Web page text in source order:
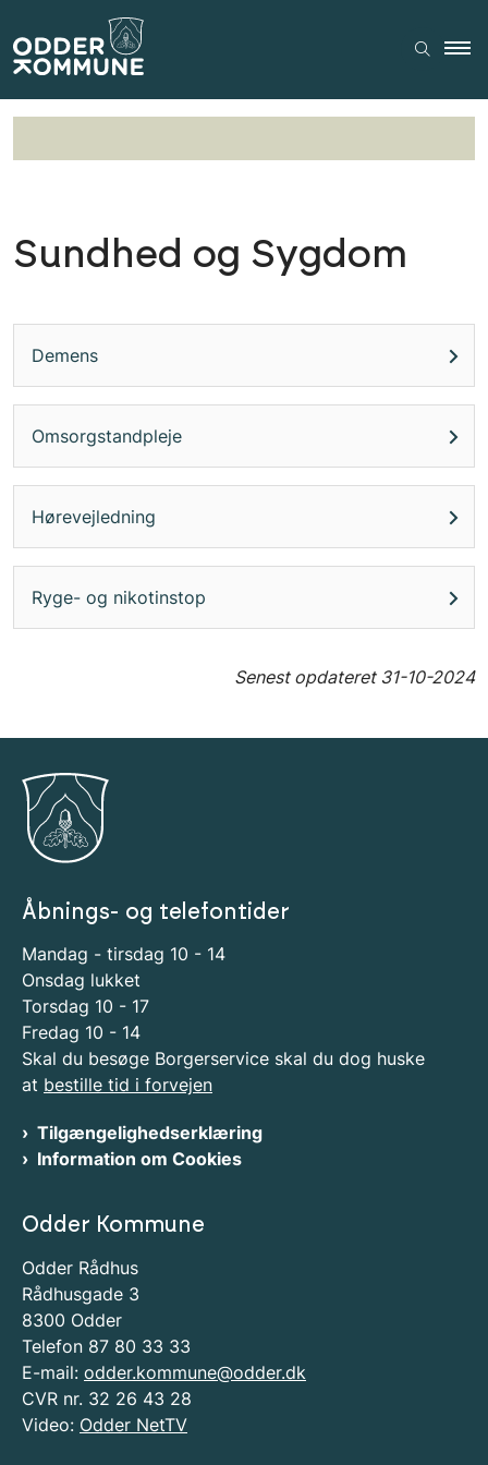
Sundhed og Sygdom
Demens
Omsorgstandpleje
Hørevejledning
Ryge- og nikotinstop
Senest opdateret 31-10-2024
Åbnings- og telefontider
Mandag - tirsdag 10 - 14
Onsdag lukket
Torsdag 10 - 17
Fredag 10 - 14
Skal du besøge Borgerservice skal du dog huske
at bestille tid i forvejen
Tilgængelighedserklæring
Information om Cookies
Odder Kommune
Odder Rådhus
Rådhusgade 3
8300 Odder
Telefon 87 80 33 33
E-mail: odder.kommune@odder.dk
CVR nr. 32 26 43 28
Video: Odder NetTV